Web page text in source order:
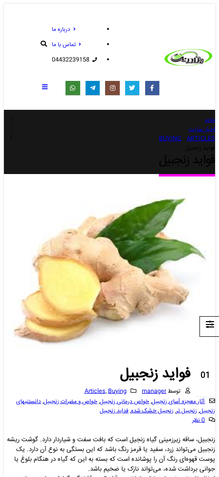
درباره ما
تماس با ما
04432239158
خانه
اخبار سایت
ARTICLES
BUYING
01 فواید زنجبیل
توسطmanager
Articles,Buying
آثار معجزه آسای زنجبیل,خواص درمانی زنجبیل,خواص و مضرات زنجبیل,دانستنیهای
زنجبیل,زنجبیل تر,زنجبیل خشک شده,فداید زنجبیل
0 نظر
زنجبیل، ساقه زیرزمینی گیاه زنجیل است که بافت سفت و شیاردار دارد. گوشت ریشه
زنجبیل می‌تواند زرد، سفید یا قرمز رنگ باشد که این بستگی به نوع آن دارد. یک
پوست قهوه‌ای رنگ آن را پوشانده است که بسته به این که گیاه در هنگام بلوغ یا
جوانی برداشت‌ شده، می‌تواند نازک یا ضخیم باشد.